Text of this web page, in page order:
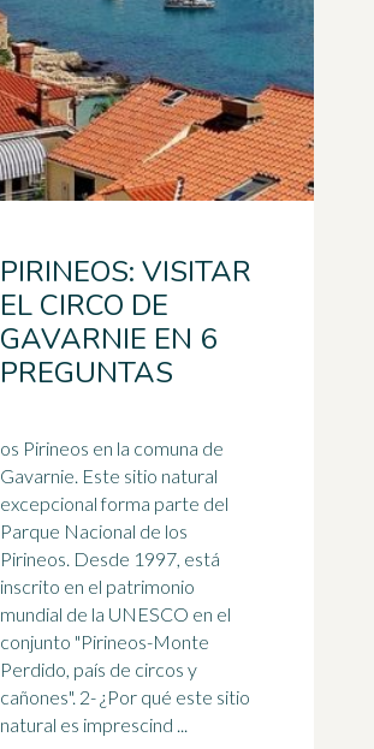
PIRINEOS: VISITAR
EL CIRCO DE
GAVARNIE EN 6
PREGUNTAS
os Pirineos en la comuna de
Gavarnie. Este sitio natural
excepcional forma parte del
Parque Nacional de los
Pirineos. Desde 1997, está
inscrito en el patrimonio
mundial de la UNESCO en el
conjunto "Pirineos-Monte
Perdido, país de circos y
cañones". 2- ¿Por qué este sitio
natural es imprescind ...